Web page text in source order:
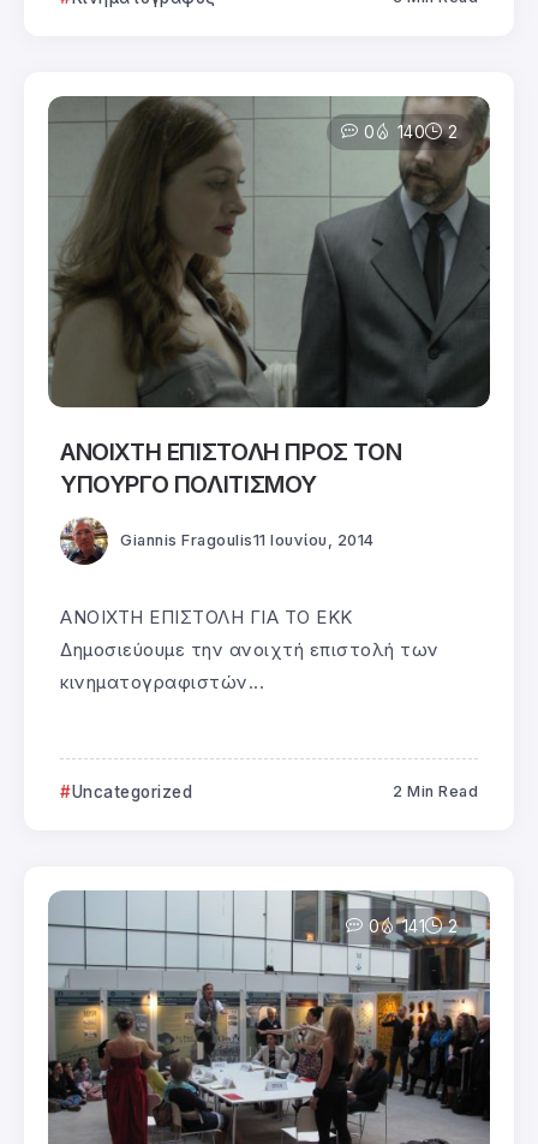
0 140 2
ΑΝΟΙΧΤΗ ΕΠΙΣΤΟΛΗ ΠΡΟΣ ΤΟΝ
ΥΠΟΥΡΓΟ ΠΟΛΙΤΙΣΜΟΥ
Giannis Fragoulis11 Ιουνίου, 2014
ΑΝΟΙΧΤΗ ΕΠΙΣΤΟΛΗ ΓΙΑ ΤΟ ΕΚΚ
Δημοσιεύουμε την ανοιχτή επιστολή των
κινηματογραφιστών...
Uncategorized 2 Min Read
0 141 2